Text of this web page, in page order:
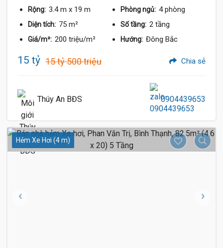
Rộng: 3.4 m x 19 m Phòng ngủ: 4 phòng
Diện tích: 75 m² Số tầng: 2 tầng
Giá/m²: 200 triệu/m² Hướng: Đông Bắc
15 tỷ 15 tỷ 500 triệu Chia sẻ
Thúy An BĐS 0904439653
Hẻm Xe Hơi (4 m)